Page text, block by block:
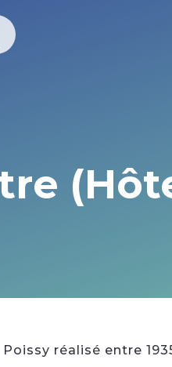
réalisé entre